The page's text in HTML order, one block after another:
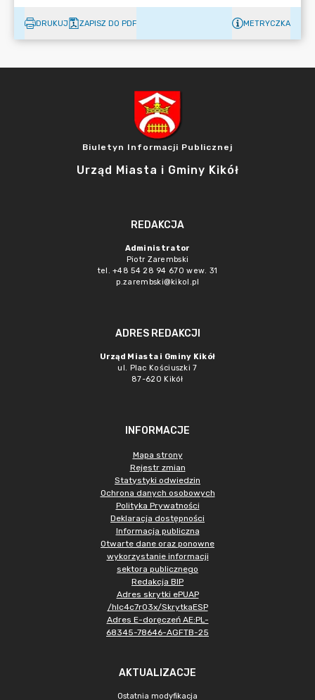
DRUKUJ ZAPISZ DO PDF METRYCZKA
Biuletyn Informacji Publicznej
Urząd Miasta i Gminy Kikół
REDAKCJA
Administrator
Piotr Zarembski
tel. +48 54 28 94 670 wew. 31
p.zarembski@kikol.pl
ADRES REDAKCJI
Urząd Miasta i Gminy Kikół
ul. Plac Kościuszki 7
87-620 Kikół
INFORMACJE
Mapa strony
Rejestr zmian
Statystyki odwiedzin
Ochrona danych osobowych
Polityka Prywatności
Deklaracja dostępności
Informacja publiczna
Otwarte dane oraz ponowne
wykorzystanie informacji
sektora publicznego
Redakcja BIP
Adres skrytki ePUAP
/hlc4c7r03x/SkrytkaESP
Adres E-doręczeń AE:PL-
68345-78646-AGFTB-25
AKTUALIZACJE
Ostatnia modyfikacja